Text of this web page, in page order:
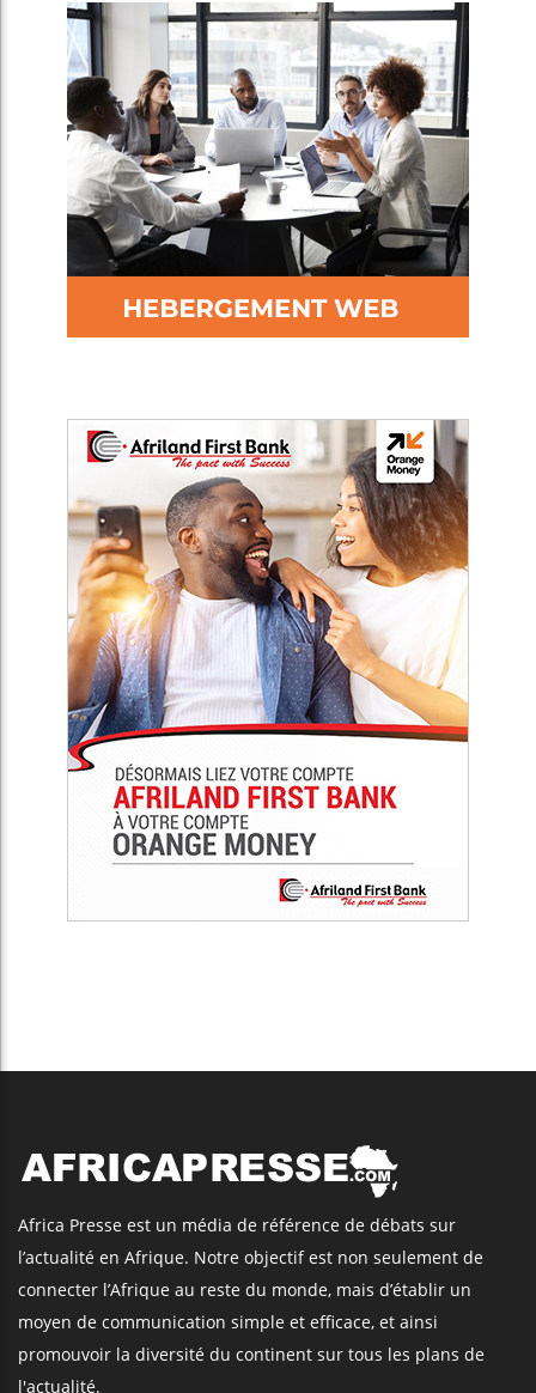
Africa Presse est un média de référence de débats sur
l’actualité en Afrique. Notre objectif est non seulement de
connecter l’Afrique au reste du monde, mais d’établir un
moyen de communication simple et efficace, et ainsi
promouvoir la diversité du continent sur tous les plans de
l'actualité.